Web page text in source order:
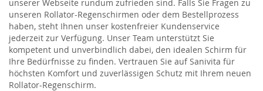
unserer Webseite rundum zufrieden sind. Falls Sie Fragen zu
unseren Rollator-Regenschirmen oder dem Bestellprozess
haben, steht Ihnen unser kostenfreier Kundenservice
jederzeit zur Verfügung. Unser Team unterstützt Sie
kompetent und unverbindlich dabei, den idealen Schirm für
Ihre Bedürfnisse zu finden. Vertrauen Sie auf Sanivita für
höchsten Komfort und zuverlässigen Schutz mit Ihrem neuen
Rollator-Regenschirm.